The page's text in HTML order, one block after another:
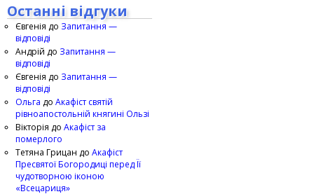
Останні відгуки
Євгенія до Запитання —
відповіді
Андрій до Запитання —
відповіді
Євгенія до Запитання —
відповіді
Ольга до Акафіст святій
рівноапостольній княгині Ользі
Вікторія до Акафіст за
померлого
Тетяна Грицан до Акафіст
Пресвятої Богородиці перед Її
чудотворною іконою
«Всецариця»